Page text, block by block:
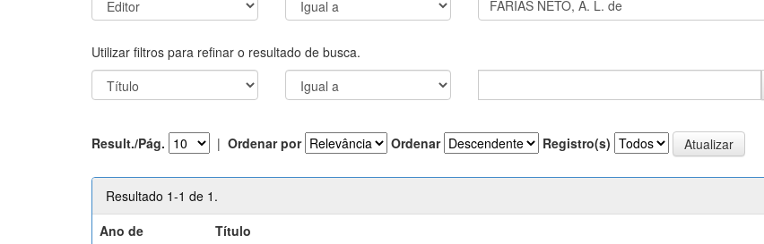
Utilizar filtros para refinar o resultado de busca.
Result./Pág. | Ordenar por Ordenar Registro(s)
Resultado 1-1 de 1.
Ano de
Título